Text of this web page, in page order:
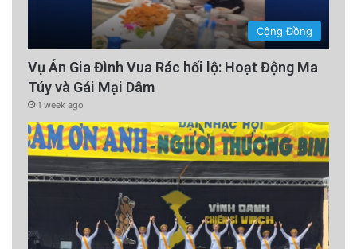
Cộng Đồng
Vụ Án Gia Đình Vua Rác hối lộ: Hoạt Động Ma
Túy và Gái Mại Dâm
1 week ago